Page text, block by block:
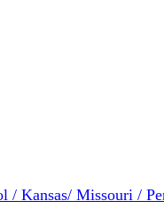
/ Kansas/ Missouri /